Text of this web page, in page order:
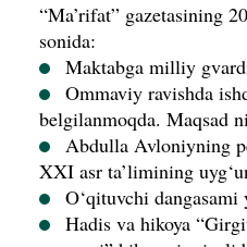
“Ma’rifat” gazetasining
sonida:
Maktabga milliy
Ommaviy ravishda
belgilanmoqda. Maqsad
Abdulla Avloniyning
XXI asr ta’limining
O‘qituvchi dangasami
Hadis va hikoya